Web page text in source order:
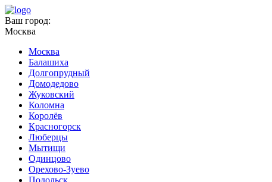
Ваш город:
Москва
Москва
Балашиха
Долгопрудный
Домодедово
Жуковский
Коломна
Королёв
Красногорск
Люберцы
Мытищи
Одинцово
Орехово-Зуево
Подольск